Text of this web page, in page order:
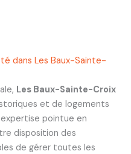
dans Les Baux-Sainte-
Les Baux-Sainte-Croix
et de logements
pointue en
disposition des
de gérer toutes les